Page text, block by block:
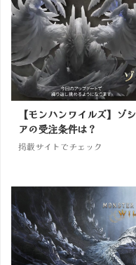
【モンハンワイルズ】ゾシ
アの受注条件は？
掲載サイトでチェック